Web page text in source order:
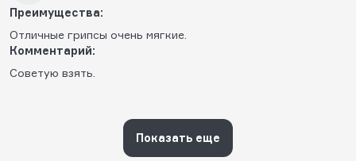
Преимущества:
Отличные грипсы очень мягкие.
Комментарий:
Советую взять.
Показать еще